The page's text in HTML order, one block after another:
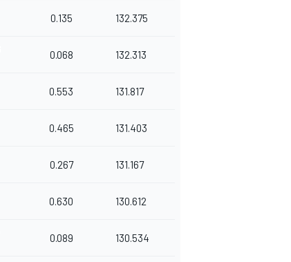
0.135 132.375
0.068 132.313
0.553 131.817
0.465 131.403
0.267 131.167
0.630 130.612
0.089 130.534